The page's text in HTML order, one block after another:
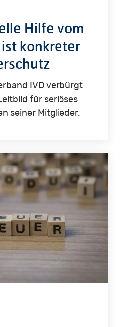
Hilfe vom
ist konkreter
IVD verbürgt
für seriöses
seiner Mitglieder.